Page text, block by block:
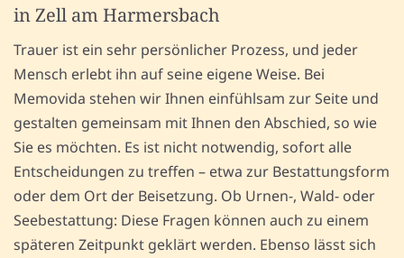
in Zell am Harmersbach
Trauer ist ein sehr persönlicher Prozess, und jeder
Mensch erlebt ihn auf seine eigene Weise. Bei
Memovida stehen wir Ihnen einfühlsam zur Seite und
gestalten gemeinsam mit Ihnen den Abschied, so wie
Sie es möchten. Es ist nicht notwendig, sofort alle
Entscheidungen zu treffen – etwa zur Bestattungsform
oder dem Ort der Beisetzung. Ob Urnen-, Wald- oder
Seebestattung: Diese Fragen können auch zu einem
späteren Zeitpunkt geklärt werden. Ebenso lässt sich